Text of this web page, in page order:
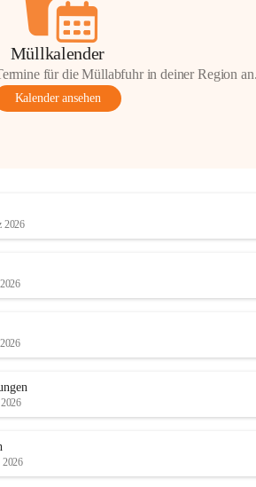
Müllkalender
für die Müllabfuhr in deiner Region an.
Kalender ansehen
2026
2026